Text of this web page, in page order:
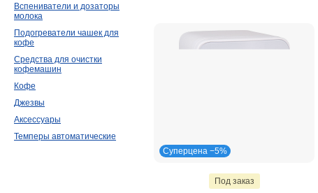
Суперцена −5%
Под заказ
Вспениватели и дозаторы
молока
Подогреватели чашек для
кофе
Средства для очистки
кофемашин
Кофе
Джезвы
Аксессуары
Темперы автоматические